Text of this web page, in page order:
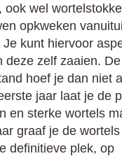
ook wel
opkweken
kunt hiervoor
deze zelf zaaien. De
hoef je dan niet
jaar laat je de
en sterke wortels
graaf je de
definitieve plek, op